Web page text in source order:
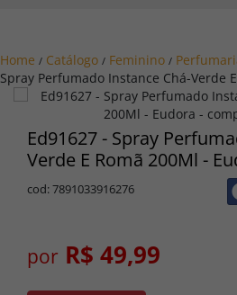
Home / Catálogo / Feminino /
Spray Perfumado Instance Chá-Verde
Ed91627 - Spray
Verde E Romã 200Ml -
cod: 7891033916276
por R$ 49,99